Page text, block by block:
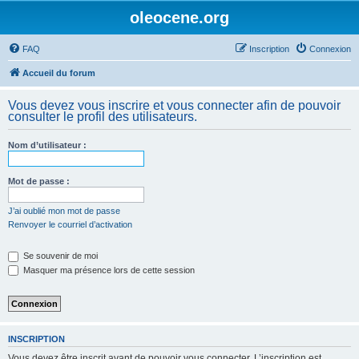
oleocene.org
FAQ Connexion
Inscription
Accueil du forum
Vous devez vous inscrire et vous connecter afin de pouvoir
consulter le profil des utilisateurs.
Nom d’utilisateur :
Mot de passe :
J’ai oublié mon mot de passe
Renvoyer le courriel d’activation
Se souvenir de moi
Masquer ma présence lors de cette session
INSCRIPTION